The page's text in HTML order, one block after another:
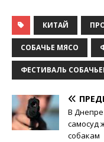
КИТАЙ
СОБАЧЬЕ МЯСО
ФЕСТИВАЛЬ
В
самосуд
собакам